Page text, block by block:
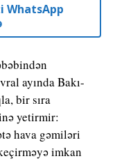
WhatsApp
ayında Bakı-
bir sıra
yetirmir:
hava gəmiləri
imkan